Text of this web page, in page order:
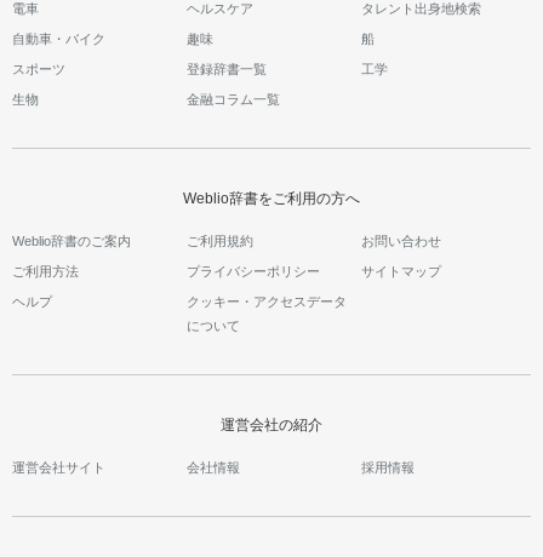
電車 ヘルスケア タレント出身地検索
自動車・バイク 趣味 船
スポーツ 登録辞書一覧 工学
生物 金融コラム一覧
Weblio辞書をご利用の方へ
Weblio辞書のご案内 ご利用規約 お問い合わせ
ご利用方法 プライバシーポリシー サイトマップ
ヘルプ
クッキー・アクセスデータ
について
運営会社の紹介
運営会社サイト 会社情報 採用情報